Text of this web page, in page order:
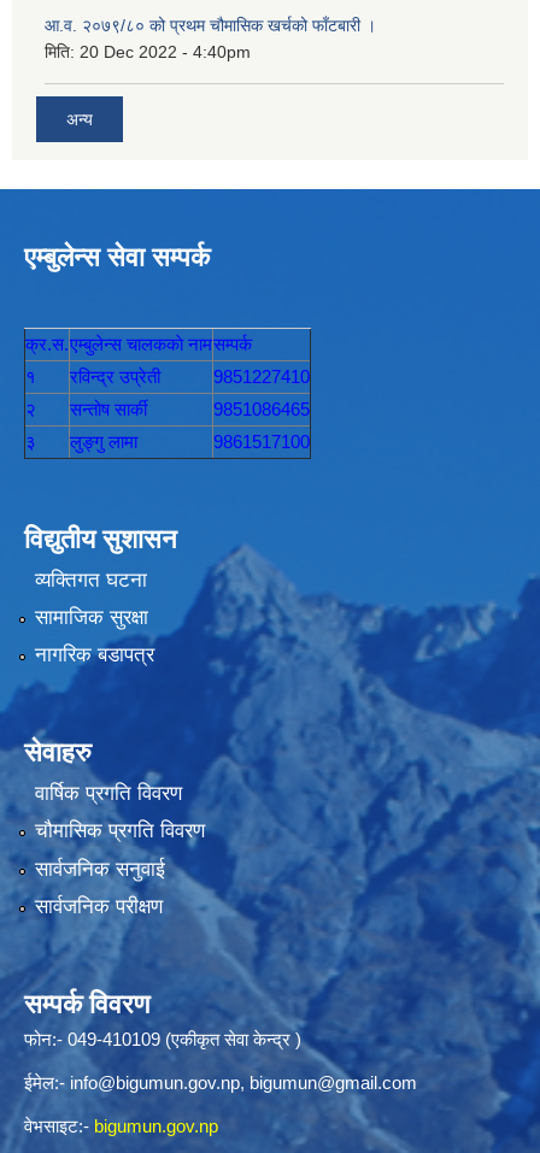
आ.व. २०७९/८० को प्रथम चौमासिक खर्चको फाँटबारी ।
मिति: 20 Dec 2022 - 4:40pm
अन्य
एम्बुलेन्स सेवा सम्पर्क
क्र.स.एम्बुलेन्स चालककाे नामसम्पर्क
१
रविन्द्र उप्रेती
9851227410
२
सन्तोष सार्की
9851086465
३
लुङ्गु लामा 9861517100
विद्युतीय सुशासन
व्यक्तिगत घटना
सामाजिक सुरक्षा
नागरिक बडापत्र
सेवाहरु
वार्षिक प्रगति विवरण
चौमासिक प्रगति विवरण
सार्वजनिक सनुवाई
सार्वजनिक परीक्षण
सम्पर्क विवरण
फोन:- 049-410109 (एकीकृत सेवा केन्द्र )
ईमेल:- info@bigumun.gov.np, bigumun@gmail.com
वेभसाइट:- bigumun.gov.np